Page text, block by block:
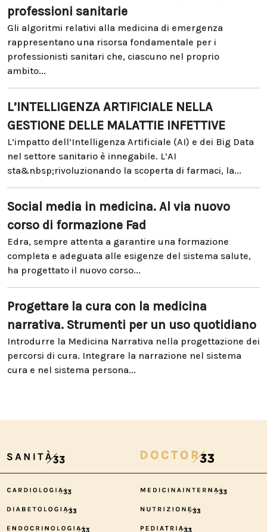
professioni sanitarie
Gli algoritmi relativi alla medicina di emergenza
rappresentano una risorsa fondamentale per i
professionisti sanitari che, ciascuno nel proprio
ambito...
L’INTELLIGENZA ARTIFICIALE NELLA
GESTIONE DELLE MALATTIE INFETTIVE
L’impatto dell’Intelligenza Artificiale (AI) e dei Big Data
nel settore sanitario è innegabile. L’AI
sta&nbsp;rivoluzionando la scoperta di farmaci, la...
Social media in medicina. Al via nuovo
corso di formazione Fad
Edra, sempre attenta a garantire una formazione
completa e adeguata alle esigenze del sistema salute,
ha progettato il nuovo corso...
Progettare la cura con la medicina
narrativa. Strumenti per un uso quotidiano
Introdurre la Medicina Narrativa nella progettazione dei
percorsi di cura. Integrare la narrazione nel sistema
cura e nel sistema persona...